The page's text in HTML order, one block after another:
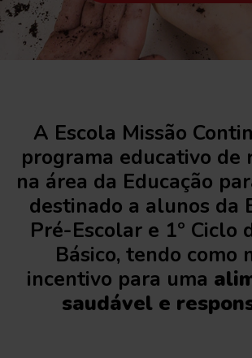
A Escola Missão
programa educativo de
na área da Educação
destinado a alunos da
Pré-Escolar e 1º Ciclo
Básico, tendo como
incentivo para uma
saudável e